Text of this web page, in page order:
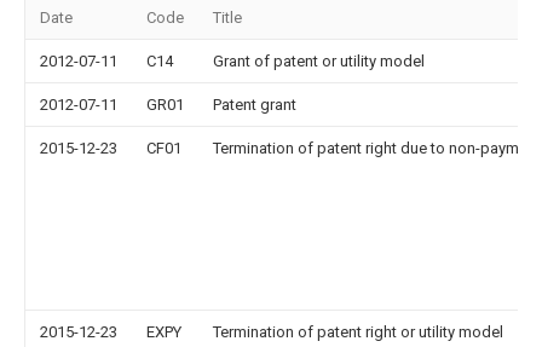
Date Code Title
2012-07-11 C14 Grant of patent or utility model
2012-07-11 GR01 Patent grant
2015-12-23 CF01 Termination of patent right due to non-
2015-12-23 EXPY Termination of patent right or utility model